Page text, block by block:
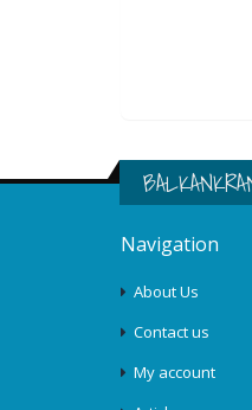
Navigation
About Us
Contact us
My account